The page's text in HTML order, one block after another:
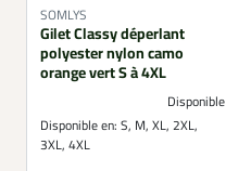
SOMLYS
Gilet Classy déperlant
polyester nylon camo
orange vert S à 4XL
Disponible
Disponible en: S, M, XL, 2XL,
3XL, 4XL